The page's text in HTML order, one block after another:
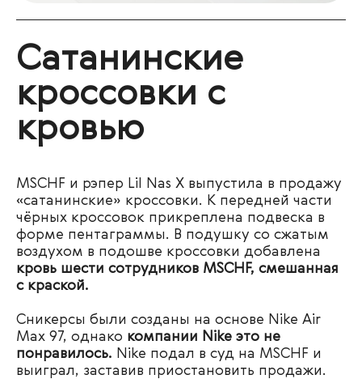
Сатанинские
кроссовки с
кровью
MSCHF и рэпер Lil Nas X выпустила в продажу
«сатанинские» кроссовки. К передней части
чёрных кроссовок прикреплена подвеска в
форме пентаграммы. В подушку со сжатым
воздухом в подошве кроссовки добавлена
кровь шести сотрудников MSCHF, смешанная
с краской.
Сникерсы были созданы на основе Nike Air
Max 97, однако компании Nike это не
понравилось. Nike подал в суд на MSCHF и
выиграл, заставив приостановить продажи.